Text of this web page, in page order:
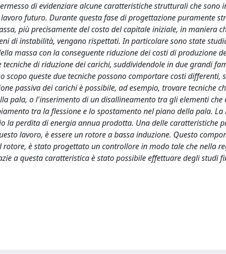
di evidenziare alcune caratteristiche strutturali che sono
futuro. Durante questa fase di progettazione puramente
più precisamente del costo del capitale iniziale, in maniera
di instabilità, vengano rispettati. In particolare sono state
massa con la conseguente riduzione dei costi di produzione
tecniche di riduzione dei carichi, suddividendole in due grandi
scopo queste due tecniche possono comportare costi
passiva dei carichi è possibile, ad esempio, trovare tecniche
pala, o l'inserimento di un disallineamento tra gli elementi che
tra la flessione e lo spostamento nel piano della pala.
la perdita di energia annua prodotta. Una delle caratteristiche
lavoro, è essere un rotore a bassa induzione. Questo
è stato progettato un controllore in modo tale che nella
a questa caratteristica è stato possibile effettuare degli studi